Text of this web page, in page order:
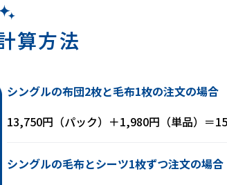
算方法
シングルの布団2枚と毛布1枚の注文の場合
13,750円（パック）＋1,980円（単品）＝
シングルの毛布とシーツ1枚ずつ注文の場合